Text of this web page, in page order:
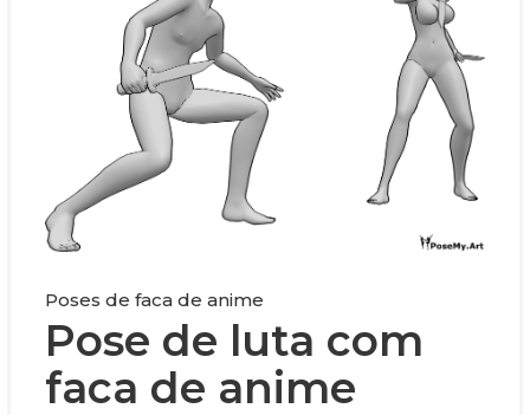
Poses de faca de anime
Pose de luta com
faca de anime